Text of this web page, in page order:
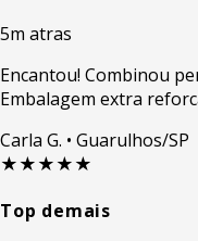
5m atras
Encantou! Combinou
Embalagem extra
Carla G. • Guarulhos/SP
★★★★★
Top demais